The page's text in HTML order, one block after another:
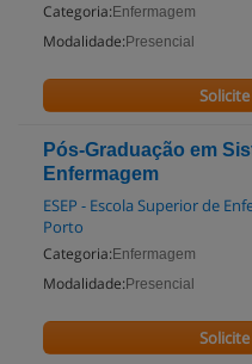
Categoria: Enfermagem
Modalidade: Presencial
Pós-Graduação em
Enfermagem
ESEP - Escola Superior de
Porto
Categoria: Enfermagem
Modalidade: Presencial